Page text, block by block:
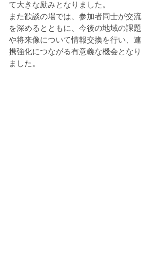
て大きな励みとなりました。
また歓談の場では、参加者同士が交流
を深めるとともに、今後の地域の課題
や将来像について情報交換を行い、連
携強化につながる有意義な機会となり
ました。